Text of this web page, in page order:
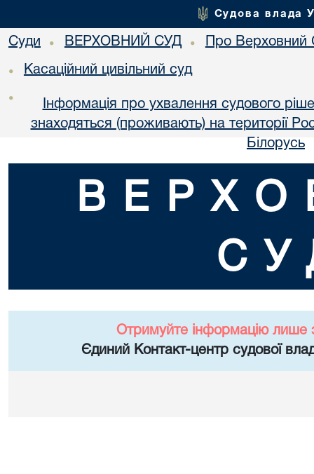
Судова влада
Суди • ВЕРХОВНИЙ СУД • Про Верховний
• Касаційний цивільний суд
•
Інформація про ухвалення судового
знаходяться (проживають) на території
Білорусь
Отримуйте інформацію лише
Єдиний Контакт-центр судової